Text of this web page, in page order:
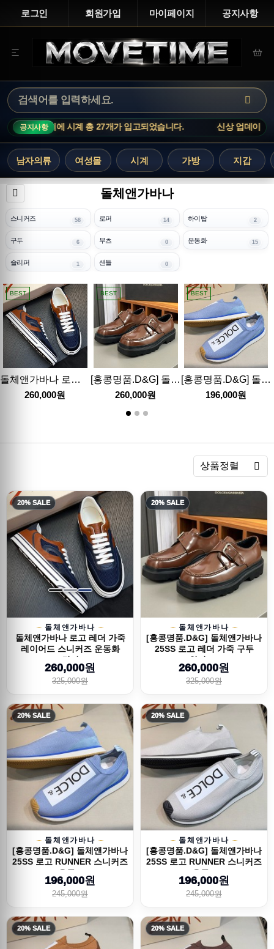
로그인 회원가입 마이페이지 공지사항
공지사항
: 까르띠에 시계 총 27개가 입고되었습니다. 신상 업데이트 : 까
남자의류 여성몰 시계 가방 지갑
돌체앤가바나
스니커즈 58 로퍼 14 하이탑 2
구두 6 부츠 0 운동화 15
슬리퍼 1 샌들 0
BEST
돌체앤가바나 로고 레더 가죽 레이어드 스니커즈 운동화 (3컬러) 26SS
260,000원
BEST
[홍콩명품.D&G] 돌체앤가바나 25SS 로고 레더 가죽 구두 워커 (브라운), SE5454, S4, 명품스니커즈,운동화,구두,로퍼,하이탑,신발
260,000원
BEST
[홍콩명품.D&G] 돌체앤가바나 25SS 로고 RUNNER 스니커즈 운동화 (스카이블루), SE4892, S2, 명품스니커즈,운동화,구두,로퍼,하이탑,신발
196,000원
상품정렬
20% SALE
돌체앤가바나
돌체앤가바나 로고 레더 가죽
레이어드 스니커즈 운동화
(3컬러...
260,000원
325,000원
20% SALE
돌체앤가바나
[홍콩명품.D&G] 돌체앤가바나
25SS 로고 레더 가죽 구두
워커 (...
260,000원
325,000원
20% SALE
돌체앤가바나
[홍콩명품.D&G] 돌체앤가바나
25SS 로고 RUNNER 스니커즈
운동...
196,000원
245,000원
20% SALE
돌체앤가바나
[홍콩명품.D&G] 돌체앤가바나
25SS 로고 RUNNER 스니커즈
운동...
196,000원
245,000원
20% SALE 20% SALE